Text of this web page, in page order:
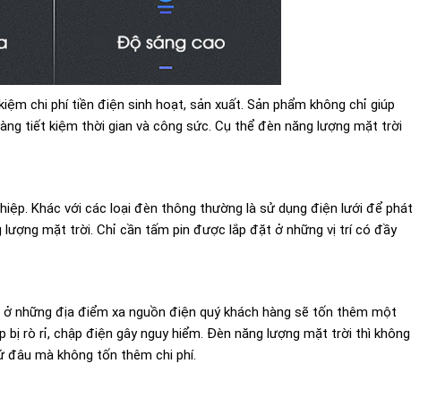
chi phí tiền điện sinh hoạt, sản xuất. Sản phẩm không chỉ giúp
tiết kiệm thời gian và công sức. Cụ thể đèn năng lượng mặt trời
Khác với các loại đèn thông thường là sử dụng điện lưới để phát
mặt trời. Chỉ cần tấm pin được lắp đặt ở những vị trí có đầy
những địa điểm xa nguồn điện quý khách hàng sẽ tốn thêm một
rò rỉ, chập điện gây nguy hiểm. Đèn năng lượng mặt trời thì không
mà không tốn thêm chi phí.